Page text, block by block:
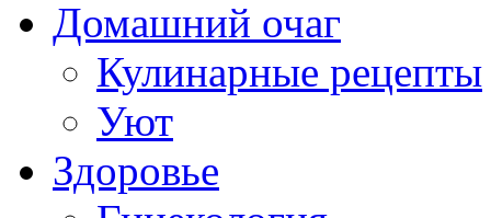
Домашний очаг
Кулинарные рецепты
Уют
Здоровье